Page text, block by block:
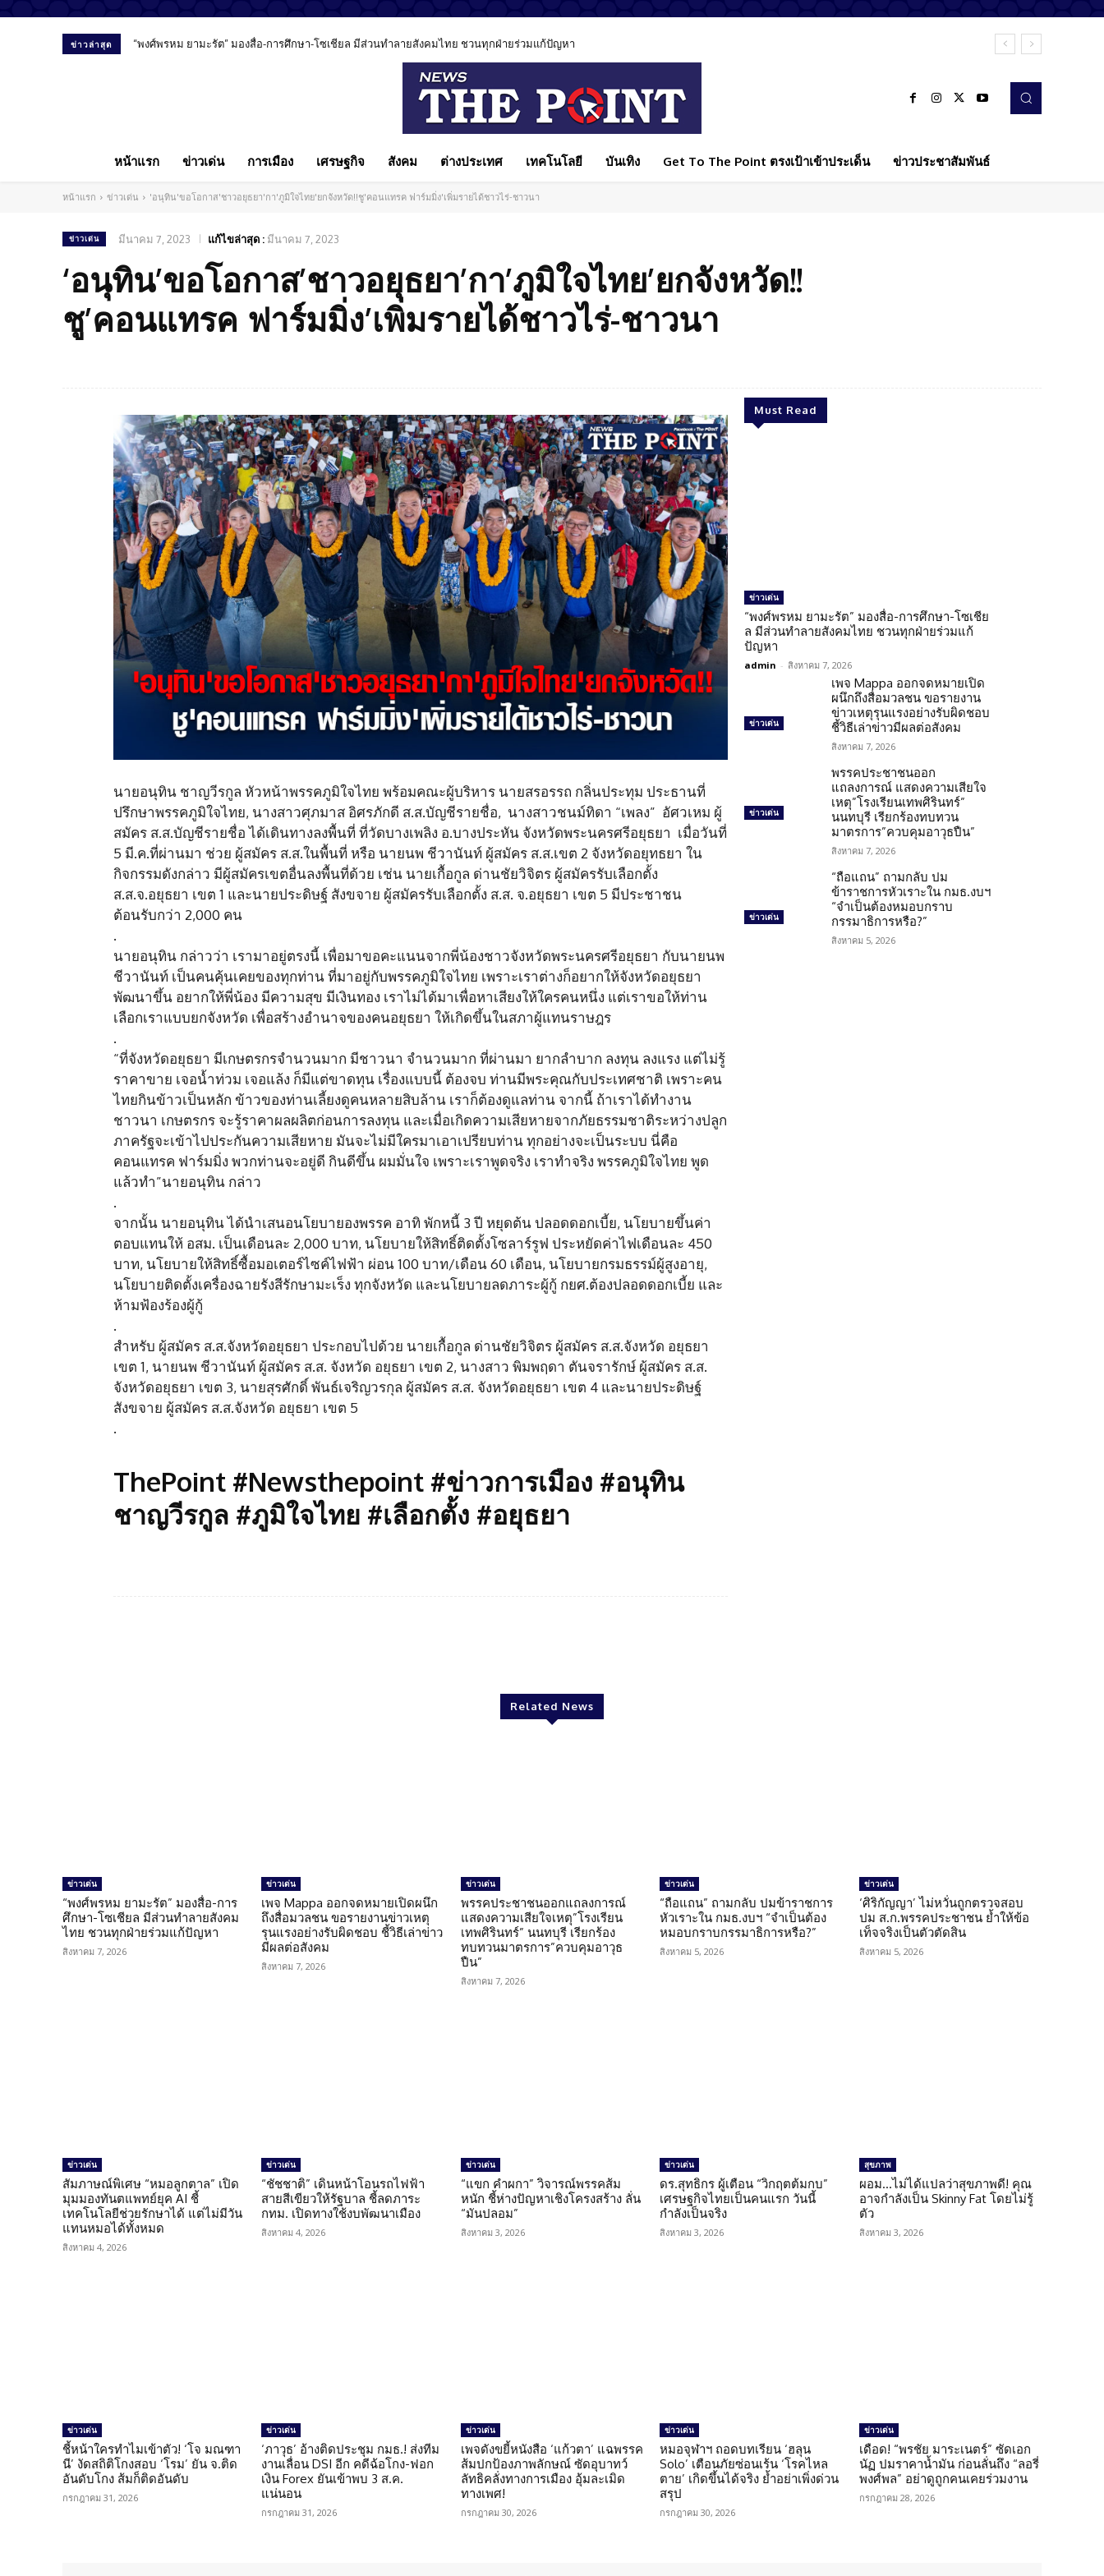
ข่าวล่าสุด “พงศ์พรหม ยามะรัต” มองสื่อ-การศึกษา-โซเชียล มีส่วนทำลายสังคมไทย ชวนทุกฝ่ายร่วมแก้ปัญหา
หน้าแรก ข่าวเด่น การเมือง เศรษฐกิจ สังคม ต่างประเทศ เทคโนโลยี บันเทิง Get To The Point ตรงเป้าเข้าประเด็น ข่าวประชาสัมพันธ์
หน้าแรก ข่าวเด่น 'อนุทิน'ขอโอกาส'ชาวอยุธยา'กา'ภูมิใจไทย'ยกจังหวัด!!ชู'คอนแทรค ฟาร์มมิ่ง'เพิ่มรายได้ชาวไร่-ชาวนา
ข่าวเด่น มีนาคม 7, 2023 แก้ไขล่าสุด : มีนาคม 7, 2023
‘อนุทิน’ขอโอกาส’ชาวอยุธยา’กา’ภูมิใจไทย’ยกจังหวัด!!
ชู’คอนแทรค ฟาร์มมิ่ง’เพิ่มรายได้ชาวไร่-ชาวนา
นายอนุทิน ชาญวีรกูล หัวหน้าพรรคภูมิใจไทย พร้อมคณะผู้บริหาร นายสรอรรถ กลิ่นประทุม ประธานที่
ปรึกษาพรรคภูมิใจไทย, นางสาวศุภมาส อิศรภักดี ส.ส.บัญชีรายชื่อ, นางสาวชนม์ทิดา “เพลง” อัศวเหม ผู้
สมัคร ส.ส.บัญชีรายชื่อ ได้เดินทางลงพื้นที่ ที่วัดบางเพลิง อ.บางประหัน จังหวัดพระนครศรีอยุธยา เมื่อวันที่
5 มี.ค.ที่ผ่านมา ช่วย ผู้สมัคร ส.ส.ในพื้นที่ หรือ นายนพ ชีวานันท์ ผู้สมัคร ส.ส.เขต 2 จังหวัดอยุทธยา ใน
กิจกรรมดังกล่าว มีผู้สมัครเขตอื่นลงพื้นที่ด้วย เช่น นายเกื้อกูล ด่านชัยวิจิตร ผู้สมัครรับเลือกตั้ง
ส.ส.จ.อยุธยา เขต 1 และนายประดิษฐ์ สังขจาย ผู้สมัครรับเลือกตั้ง ส.ส. จ.อยุธยา เขต 5 มีประชาชน
ต้อนรับกว่า 2,000 คน
.
นายอนุทิน กล่าวว่า เรามาอยู่ตรงนี้ เพื่อมาขอคะแนนจากพี่น้องชาวจังหวัดพระนครศรีอยุธยา กับนายนพ
ชีวานันท์ เป็นคนคุ้นเคยของทุกท่าน ที่มาอยู่กับพรรคภูมิใจไทย เพราะเราต่างก็อยากให้จังหวัดอยุธยา
พัฒนาขึ้น อยากให้พี่น้อง มีความสุข มีเงินทอง เราไม่ได้มาเพื่อหาเสียงให้ใครคนหนึ่ง แต่เราขอให้ท่าน
เลือกเราแบบยกจังหวัด เพื่อสร้างอำนาจของคนอยุธยา ให้เกิดขึ้นในสภาผู้แทนราษฎร
.
“ที่จังหวัดอยุธยา มีเกษตรกรจำนวนมาก มีชาวนา จำนวนมาก ที่ผ่านมา ยากลำบาก ลงทุน ลงแรง แต่ไม่รู้
ราคาขาย เจอน้ำท่วม เจอแล้ง ก็มีแต่ขาดทุน เรื่องแบบนี้ ต้องจบ ท่านมีพระคุณกับประเทศชาติ เพราะคน
ไทยกินข้าวเป็นหลัก ข้าวของท่านเลี้ยงดูคนหลายสิบล้าน เราก็ต้องดูแลท่าน จากนี้ ถ้าเราได้ทำงาน
ชาวนา เกษตรกร จะรู้ราคาผลผลิตก่อนการลงทุน และเมื่อเกิดความเสียหายจากภัยธรรมชาติระหว่างปลูก
ภาครัฐจะเข้าไปประกันความเสียหาย มันจะไม่มีใครมาเอาเปรียบท่าน ทุกอย่างจะเป็นระบบ นี่คือ
คอนแทรค ฟาร์มมิ่ง พวกท่านจะอยู่ดี กินดีขึ้น ผมมั่นใจ เพราะเราพูดจริง เราทำจริง พรรคภูมิใจไทย พูด
แล้วทำ”นายอนุทิน กล่าว
.
จากนั้น นายอนุทิน ได้นำเสนอนโยบายองพรรค อาทิ พักหนี้ 3 ปี หยุดต้น ปลอดดอกเบี้ย, นโยบายขึ้นค่า
ตอบแทนให้ อสม. เป็นเดือนละ 2,000 บาท, นโยบายให้สิทธิ์ติดตั้งโซลาร์รูฟ ประหยัดค่าไฟเดือนละ 450
บาท, นโยบายให้สิทธิ์ซื้อมอเตอร์ไซค์ไฟฟ้า ผ่อน 100 บาท/เดือน 60 เดือน, นโยบายกรมธรรม์ผู้สูงอายุ,
นโยบายติดตั้งเครื่องฉายรังสีรักษามะเร็ง ทุกจังหวัด และนโยบายลดภาระผู้กู้ กยศ.ต้องปลอดดอกเบี้ย และ
ห้ามฟ้องร้องผู้กู้
.
สำหรับ ผู้สมัคร ส.ส.จังหวัดอยุธยา ประกอบไปด้วย นายเกื้อกูล ด่านชัยวิจิตร ผู้สมัคร ส.ส.จังหวัด อยุธยา
เขต 1, นายนพ ชีวานันท์ ผู้สมัคร ส.ส. จังหวัด อยุธยา เขต 2, นางสาว พิมพฤดา ตันจรารักษ์ ผู้สมัคร ส.ส.
จังหวัดอยุธยา เขต 3, นายสุรศักดิ์ พันธ์เจริญวรกุล ผู้สมัคร ส.ส. จังหวัดอยุธยา เขต 4 และนายประดิษฐ์
สังขจาย ผู้สมัคร ส.ส.จังหวัด อยุธยา เขต 5
.
ThePoint #Newsthepoint #ข่าวการเมือง #อนุทิน
ชาญวีรกูล #ภูมิใจไทย #เลือกตั้ง #อยุธยา
Must Read
ข่าวเด่น
“พงศ์พรหม ยามะรัต” มองสื่อ-การศึกษา-โซเชีย
ล มีส่วนทำลายสังคมไทย ชวนทุกฝ่ายร่วมแก้
ปัญหา
admin - สิงหาคม 7, 2026
ข่าวเด่น
เพจ Mappa ออกจดหมายเปิด
ผนึกถึงสื่อมวลชน ขอรายงาน
ข่าวเหตุรุนแรงอย่างรับผิดชอบ
ชี้วิธีเล่าข่าวมีผลต่อสังคม
สิงหาคม 7, 2026
ข่าวเด่น
พรรคประชาชนออก
แถลงการณ์ แสดงความเสียใจ
เหตุ”โรงเรียนเทพศิรินทร์”
นนทบุรี เรียกร้องทบทวน
มาตรการ”ควบคุมอาวุธปืน”
สิงหาคม 7, 2026
ข่าวเด่น
“ถือแถน” ถามกลับ ปม
ข้าราชการหัวเราะใน กมธ.งบฯ
“จำเป็นต้องหมอบกราบ
กรรมาธิการหรือ?”
สิงหาคม 5, 2026
Related News
ข่าวเด่น
“พงศ์พรหม ยามะรัต” มองสื่อ-การ
ศึกษา-โซเชียล มีส่วนทำลายสังคม
ไทย ชวนทุกฝ่ายร่วมแก้ปัญหา
สิงหาคม 7, 2026
ข่าวเด่น
เพจ Mappa ออกจดหมายเปิดผนึก
ถึงสื่อมวลชน ขอรายงานข่าวเหตุ
รุนแรงอย่างรับผิดชอบ ชี้วิธีเล่าข่าว
มีผลต่อสังคม
สิงหาคม 7, 2026
ข่าวเด่น
พรรคประชาชนออกแถลงการณ์
แสดงความเสียใจเหตุ”โรงเรียน
เทพศิรินทร์” นนทบุรี เรียกร้อง
ทบทวนมาตรการ”ควบคุมอาวุธ
ปืน”
สิงหาคม 7, 2026
ข่าวเด่น
“ถือแถน” ถามกลับ ปมข้าราชการ
หัวเราะใน กมธ.งบฯ “จำเป็นต้อง
หมอบกราบกรรมาธิการหรือ?”
สิงหาคม 5, 2026
ข่าวเด่น
‘ศิริกัญญา’ ไม่หวั่นถูกตรวจสอบ
ปม ส.ก.พรรคประชาชน ย้ำให้ข้อ
เท็จจริงเป็นตัวตัดสิน
สิงหาคม 5, 2026
ข่าวเด่น
สัมภาษณ์พิเศษ “หมอลูกตาล” เปิด
มุมมองทันตแพทย์ยุค AI ชี้
เทคโนโลยีช่วยรักษาได้ แต่ไม่มีวัน
แทนหมอได้ทั้งหมด
สิงหาคม 4, 2026
ข่าวเด่น
“ชัชชาติ” เดินหน้าโอนรถไฟฟ้า
สายสีเขียวให้รัฐบาล ชี้ลดภาระ
กทม. เปิดทางใช้งบพัฒนาเมือง
สิงหาคม 4, 2026
ข่าวเด่น
“แขก คำผกา” วิจารณ์พรรคส้ม
หนัก ชี้ห่างปัญหาเชิงโครงสร้าง ลั่น
“มันปลอม”
สิงหาคม 3, 2026
ข่าวเด่น
ดร.สุทธิกร ผู้เตือน “วิกฤตต้มกบ”
เศรษฐกิจไทยเป็นคนแรก วันนี้
กำลังเป็นจริง
สิงหาคม 3, 2026
สุขภาพ
ผอม…ไม่ได้แปลว่าสุขภาพดี! คุณ
อาจกำลังเป็น Skinny Fat โดยไม่รู้
ตัว
สิงหาคม 3, 2026
ข่าวเด่น
ชี้หน้าใครทำไมเข้าตัว! ‘โจ มณฑา
นี’ งัดสถิติโกงสอบ ‘โรม’ ยัน จ.ติด
อันดับโกง ส้มก็ติดอันดับ
กรกฎาคม 31, 2026
ข่าวเด่น
‘ภาวุธ’ อ้างติดประชุม กมธ.! ส่งทีม
งานเลื่อน DSI อีก คดีฉ้อโกง-ฟอก
เงิน Forex ยันเข้าพบ 3 ส.ค.
แน่นอน
กรกฎาคม 31, 2026
ข่าวเด่น
เพจดังขยี้หนังสือ ‘แก้วตา’ แฉพรรค
ส้มปกป้องภาพลักษณ์ ซัดอุบาทว์
ลัทธิคลั่งทางการเมือง อุ้มละเมิด
ทางเพศ!
กรกฎาคม 30, 2026
ข่าวเด่น
หมอจุฬาฯ ถอดบทเรียน ‘ฮลุน
Solo’ เตือนภัยซ่อนเร้น ‘โรคไหล
ตาย’ เกิดขึ้นได้จริง ย้ำอย่าเพิ่งด่วน
สรุป
กรกฎาคม 30, 2026
ข่าวเด่น
เดือด! “พรชัย มาระเนตร์” ซัดเอก
นัฏ ปมราคาน้ำมัน ก่อนลั่นถึง “ลอรี่
พงศ์พล” อย่าดูถูกคนเคยร่วมงาน
กรกฎาคม 28, 2026